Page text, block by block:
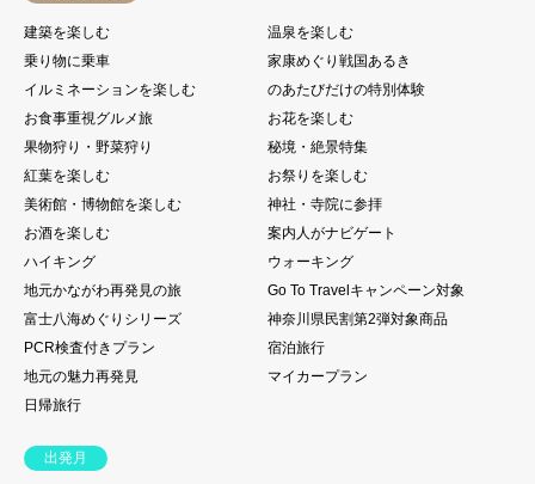
建築を楽しむ
温泉を楽しむ
乗り物に乗車
家康めぐり戦国あるき
イルミネーションを楽しむ
のあたびだけの特別体験
お食事重視グルメ旅
お花を楽しむ
果物狩り・野菜狩り
秘境・絶景特集
紅葉を楽しむ
お祭りを楽しむ
美術館・博物館を楽しむ
神社・寺院に参拝
お酒を楽しむ
案内人がナビゲート
ハイキング
ウォーキング
地元かながわ再発見の旅
Go To Travelキャンペーン対象
富士八海めぐりシリーズ
神奈川県民割第2弾対象商品
PCR検査付きプラン
宿泊旅行
地元の魅力再発見
マイカープラン
日帰旅行
出発月